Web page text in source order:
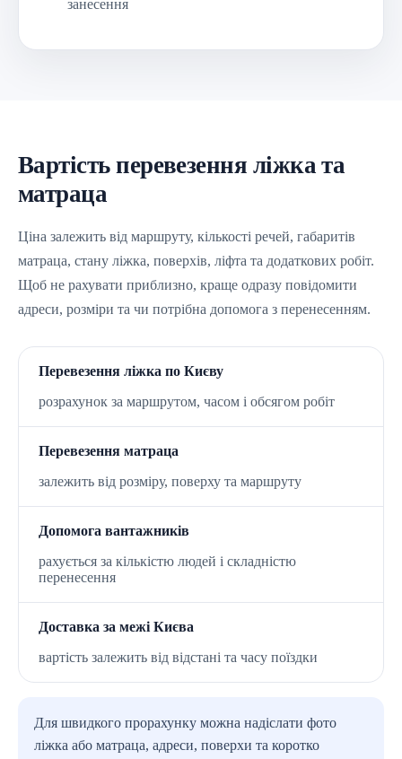
занесення
Вартість перевезення ліжка та
матраца
Ціна залежить від маршруту, кількості речей, габаритів
матраца, стану ліжка, поверхів, ліфта та додаткових робіт.
Щоб не рахувати приблизно, краще одразу повідомити
адреси, розміри та чи потрібна допомога з перенесенням.
Перевезення ліжка по Києву
розрахунок за маршрутом, часом і обсягом робіт
Перевезення матраца
залежить від розміру, поверху та маршруту
Допомога вантажників
рахується за кількістю людей і складністю
перенесення
Доставка за межі Києва
вартість залежить від відстані та часу поїздки
Для швидкого прорахунку можна надіслати фото
ліжка або матраца, адреси, поверхи та коротко